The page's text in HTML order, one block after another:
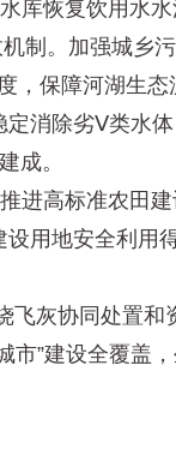
库恢复饮用水水
制。加强城乡
，保障河湖生态
消除劣Ⅴ类水
成。
进高标准农田建
用地安全利用
灰协同处置和
市”建设全覆盖